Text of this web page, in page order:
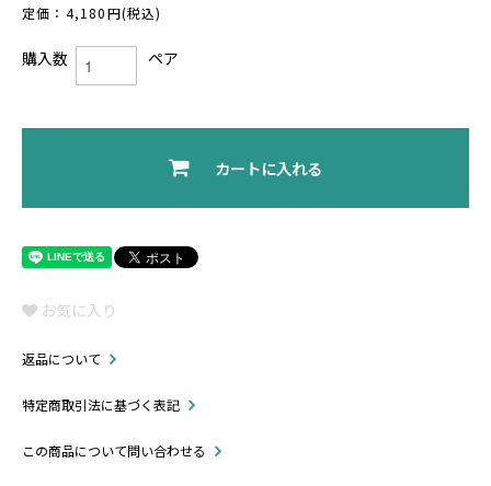
定価：4,180円(税込)
購入数 ペア
カートに入れる
お気に入り
返品について
特定商取引法に基づく表記
この商品について問い合わせる